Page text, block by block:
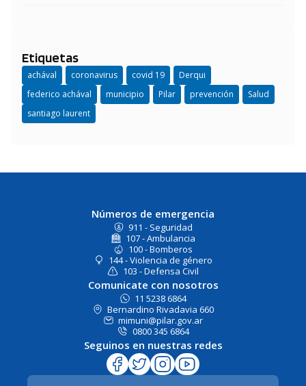
Etiquetas
achával coronavirus covid 19
Derqui
federico achával
municipio Pilar prevención
Salud
santiago laurent
Números de emergencia
911 - Seguridad
107 - Ambulancia
100 - Bomberos
144 - Violencia de género
103 - Defensa Civil
Comunicate con nosotros
11 5238 6864
Bernardino Rivadavia 660
mimuni@pilar.gov.ar
0800 345 6864
Seguinos en nuestras redes